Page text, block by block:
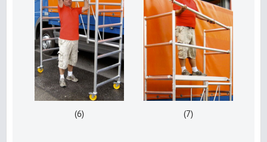
(6) (7)